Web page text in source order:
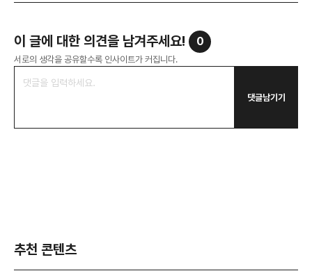
이 글에 대한 의견을 남겨주세요! 0
서로의 생각을 공유할수록 인사이트가 커집니다.
댓글남기기
추천 콘텐츠